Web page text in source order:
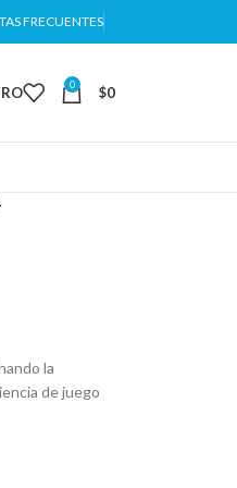
FRECUENTES
0 $0
la
de juego